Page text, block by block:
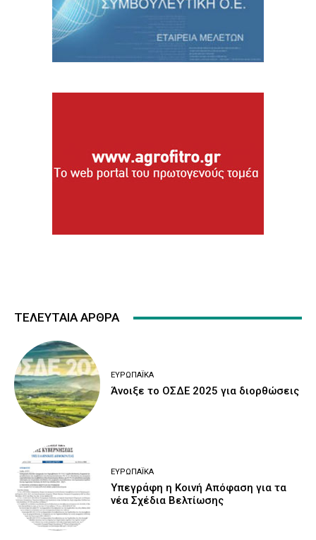
ΤΕΛΕΥΤΑΙΑ ΑΡΘΡΑ
ΕΥΡΩΠΑΪΚΆ
Άνοιξε το ΟΣΔΕ 2025 για διορθώσεις
ΕΥΡΩΠΑΪΚΆ
Υπεγράφη η Κοινή Απόφαση για τα
νέα Σχέδια Βελτίωσης